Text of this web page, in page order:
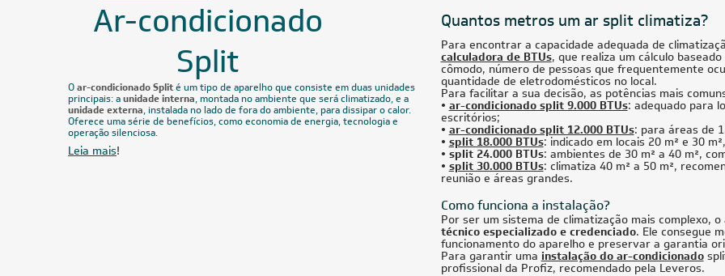
Ar-condicionado
Split
Oar-condicionado Splité um tipo de aparelho que consiste em duas unidades
principais: aunidade interna, montada no ambiente que será climatizado, e a
unidade externa, instalada no lado de fora do ambiente, para dissipar o calor.
Oferece uma série de benefícios, como economia de energia, tecnologia e
operação silenciosa.
Leia mais!
Quantos metros um ar split climatiza?
Para encontrar a capacidade adequada de
calculadora de BTUs, que realiza um cálculo
cômodo, número de pessoas que frequentemente
quantidade de eletrodomésticos no local.
Para facilitar a sua decisão, as potências mais
• ar-condicionado split 9.000 BTUs: adequado para
escritórios;
• ar-condicionado split 12.000 BTUs: para áreas de
• split 18.000 BTUs: indicado em locais 20 m² e 30
• split 24.000 BTUs: ambientes de 30 m² a 40 m²,
• split 30.000 BTUs: climatiza 40 m² a 50 m²,
reunião e áreas grandes.
Como funciona a instalação?
Por ser um sistema de climatização mais complexo,
técnico especializado e credenciado. Ele consegue
funcionamento do aparelho e preservar a garantia
Para garantir uma instalação do ar-condicionado
profissional da Profiz, recomendado pela Leveros.